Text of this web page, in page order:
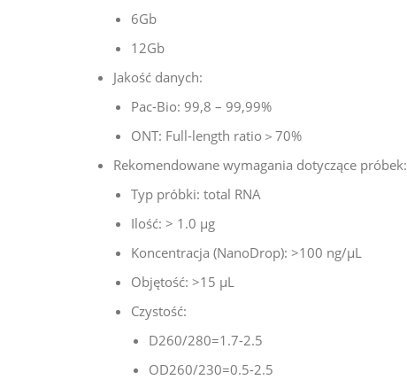
6Gb
12Gb
Jakość danych:
Pac-Bio: 99,8 – 99,99%
ONT: Full-length ratio＞70%
Rekomendowane wymagania dotyczące próbek:
Typ próbki: total RNA
Ilość: > 1.0 μg
Koncentracja (NanoDrop): >100 ng/μL
Objętość: >15 μL
Czystość:
D260/280=1.7-2.5
OD260/230=0.5-2.5